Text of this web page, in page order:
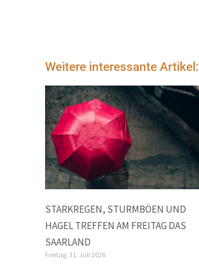
Weitere interessante Artikel:
STARKREGEN, STURMBÖEN UND
HAGEL TREFFEN AM FREITAG DAS
SAARLAND
Freitag, 31. Juli 2026